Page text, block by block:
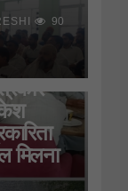
90
मिलना